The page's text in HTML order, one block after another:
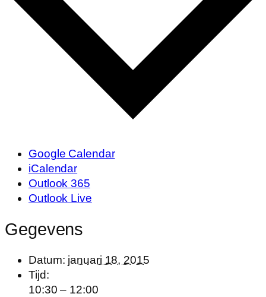
Google Calendar
iCalendar
Outlook 365
Outlook Live
Gegevens
Datum: januari 18, 2015
Tijd:
10:30 – 12:00